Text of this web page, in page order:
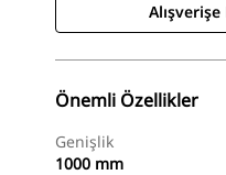
Alışverişe
Önemli Özellikler
Genişlik
1000 mm